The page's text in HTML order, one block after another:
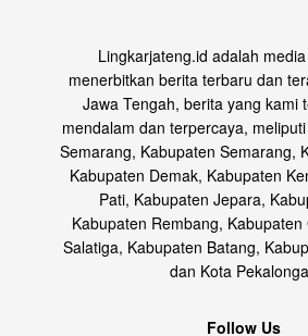
Lingkarjateng.id adalah
menerbitkan berita terbaru dan
Jawa Tengah, berita yang kami
mendalam dan terpercaya,
Semarang, Kabupaten Semarang,
Kabupaten Demak, Kabupaten
Pati, Kabupaten Jepara,
Kabupaten Rembang,
Salatiga, Kabupaten Batang,
dan Kota
Follow Us